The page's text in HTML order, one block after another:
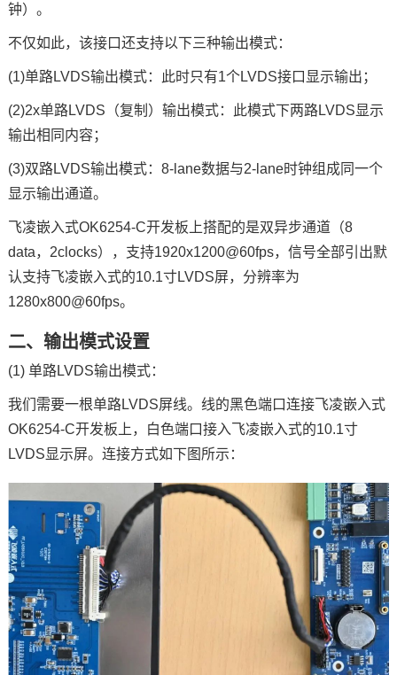
钟）。
不仅如此，该接口还支持以下三种输出模式：
(1)单路LVDS输出模式：此时只有1个LVDS接口显示输出；
(2)2x单路LVDS（复制）输出模式：此模式下两路LVDS显示
输出相同内容；
(3)双路LVDS输出模式：8-lane数据与2-lane时钟组成同一个
显示输出通道。
飞凌嵌入式OK6254-C开发板上搭配的是双异步通道（8
data，2clocks），支持1920x1200@60fps，信号全部引出默
认支持飞凌嵌入式的10.1寸LVDS屏，分辨率为
1280x800@60fps。
二、输出模式设置
(1) 单路LVDS输出模式：
我们需要一根单路LVDS屏线。线的黑色端口连接飞凌嵌入式
OK6254-C开发板上，白色端口接入飞凌嵌入式的10.1寸
LVDS显示屏。连接方式如下图所示：